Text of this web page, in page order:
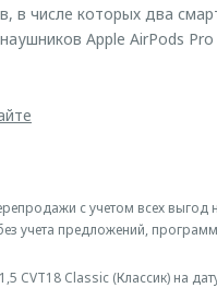
в числе которых два
Apple AirPods
с учетом всех
учета предложений,
CVT18 Classic (Классик) на